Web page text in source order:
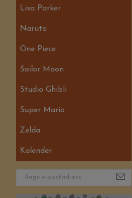
Lisa Parker
Naruto
One Piece
Sailor Moon
Studio Ghibli
Super Mario
Zelda
Kalender